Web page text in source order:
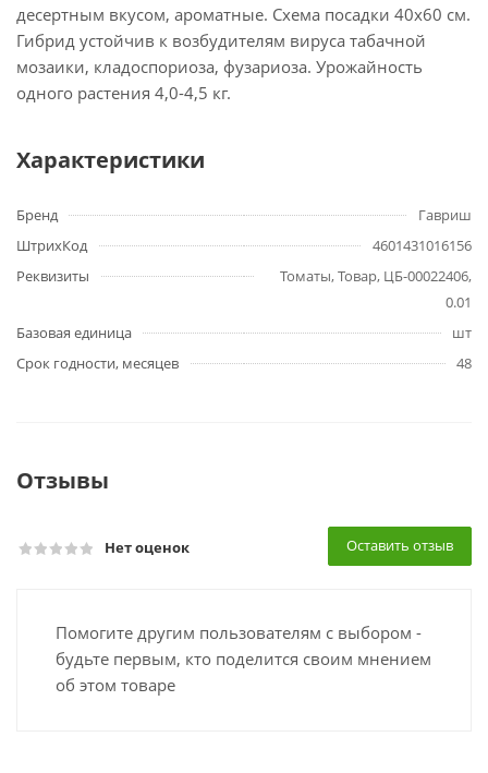
десертным вкусом, ароматные. Схема посадки 40х60 см.
Гибрид устойчив к возбудителям вируса табачной
мозаики, кладоспориоза, фузариоза. Урожайность
одного растения 4,0-4,5 кг.
Характеристики
Бренд
Гавриш
ШтрихКод
4601431016156
Реквизиты
Томаты, Товар, ЦБ-00022406,
0.01
Базовая единица
шт
Срок годности, месяцев
48
Отзывы
Нет оценок Оставить отзыв
Помогите другим пользователям с выбором -
будьте первым, кто поделится своим мнением
об этом товаре